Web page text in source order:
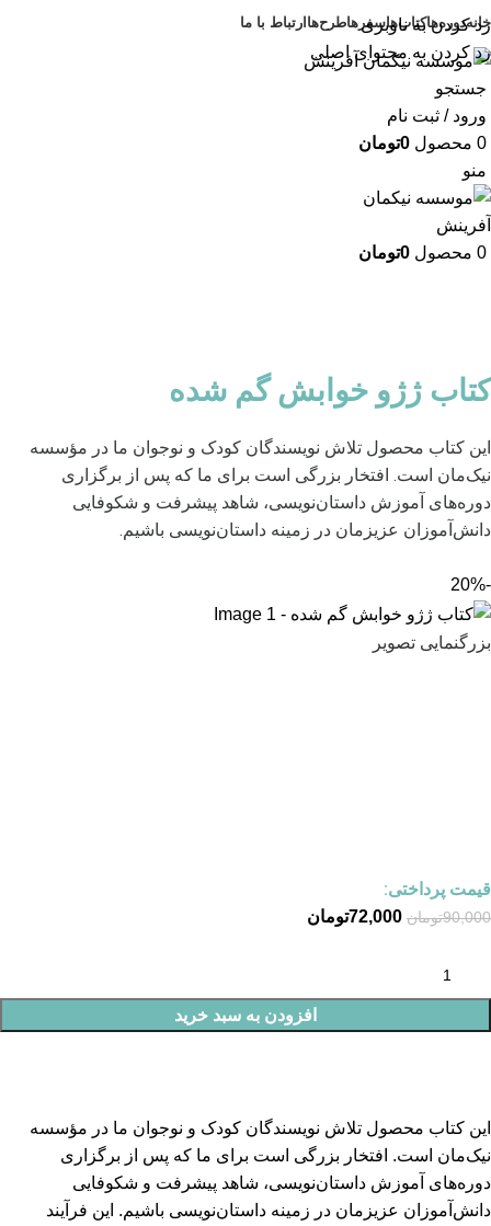
رد کردن به ناوبری
رد کردن به محتوای اصلی
خانهدوره‌هاکتاب‌هاسفرهاطرح‌ها ارتباط با ما
جستجو
ورود / ثبت نام
0 محصول 0تومان
منو
0 محصول 0تومان
کتاب ژژو خوابش گم شده
این کتاب محصول تلاش نویسندگان کودک و نوجوان ما در مؤسسه
نیک‌مان است. افتخار بزرگی است برای ما که پس از برگزاری
دوره‌های آموزش داستان‌نویسی، شاهد پیشرفت و شکوفایی
دانش‌آموزان عزیزمان در زمینه داستان‌نویسی باشیم.
-20%
بزرگنمایی تصویر
قیمت پرداختی:
90,000تومان 72,000تومان
افزودن به سبد خرید
این کتاب محصول تلاش نویسندگان کودک و نوجوان ما در مؤسسه
نیک‌مان است. افتخار بزرگی است برای ما که پس از برگزاری
دوره‌های آموزش داستان‌نویسی، شاهد پیشرفت و شکوفایی
دانش‌آموزان عزیزمان در زمینه داستان‌نویسی باشیم. این فرآیند